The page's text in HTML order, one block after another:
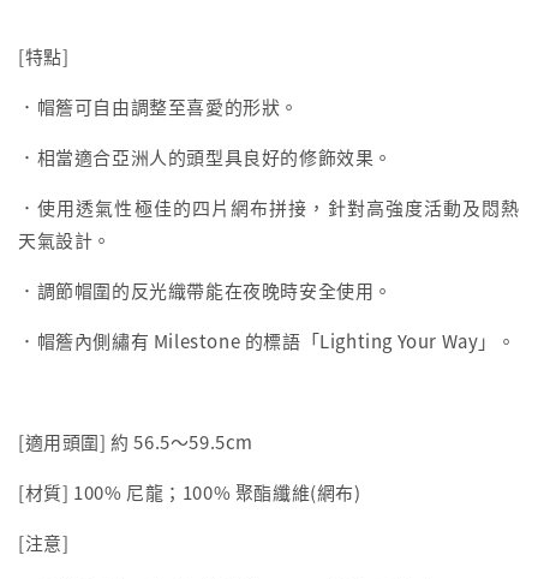
[特點]
．帽簷可自由調整至喜愛的形狀。
．相當適合亞洲人的頭型具良好的修飾效果。
．使用透氣性極佳的四片網布拼接，針對高強度活動及悶熱
天氣設計。
．調節帽圍的反光織帶能在夜晚時安全使用。
．帽簷內側繡有 Milestone 的標語「Lighting Your Way」。
[適用頭圍] 約 56.5〜59.5cm
[材質] 100% 尼龍；100% 聚酯纖維(網布)
[注意]